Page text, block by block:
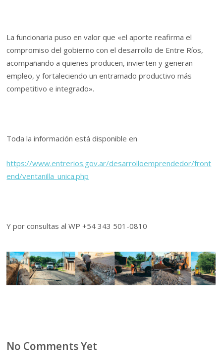
La funcionaria puso en valor que «el aporte reafirma el
compromiso del gobierno con el desarrollo de Entre Ríos,
acompañando a quienes producen, invierten y generan
empleo, y fortaleciendo un entramado productivo más
competitivo e integrado».
Toda la información está disponible en
https://www.entrerios.gov.ar/desarrolloemprendedor/front
end/ventanilla_unica.php
Y por consultas al WP +54 343 501-0810
No Comments Yet